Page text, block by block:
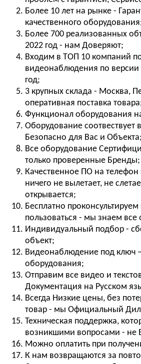
Более 10 лет на рынке -
качественного
Более 700 реализованных
2022 год - нам Доверяют;
Входим в ТОП 10 компаний
видеонаблюдения по версии
год;
3 крупных склада - Москва,
оперативная поставка
Функционал оборудования
Оборудование соотвествует
Безопасно для Вас и Объекта;
Все оборудование
только проверенные Бренды;
Качественное ПО на
ничего не вылетает, не
открывается;
Бесплатно
пользоваться - мы знаем все
Индивидуальный подбор -
объект;
Видеонаблюдение под ключ
оборудования;
Отправим все видео и
Документация на Русском
Всегда Низкие цены, без
товар - мы Официальный
Техническая поддержка,
возникшими вопросами - не
Можно оплатить при
К нам возвращаются за